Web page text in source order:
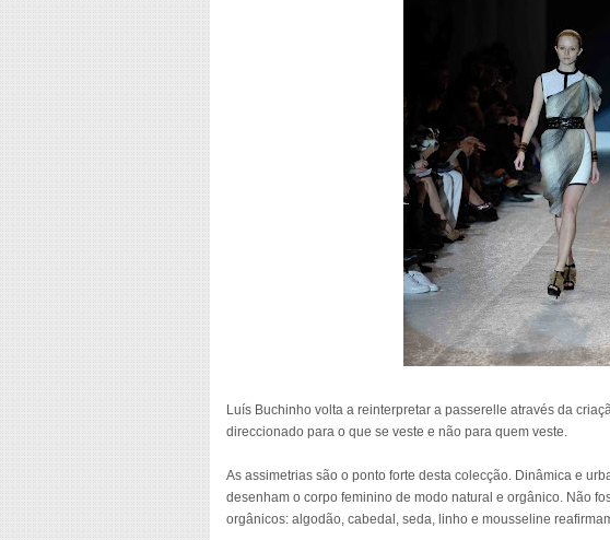
Luís Buchinho volta a reinterpretar a passerelle através da
direccionado para o que se veste e não para quem veste.
As assimetrias são o ponto forte desta colecção. Dinâmica e
desenham o corpo feminino de modo natural e orgânico. Não
orgânicos: algodão, cabedal, seda, linho e mousseline